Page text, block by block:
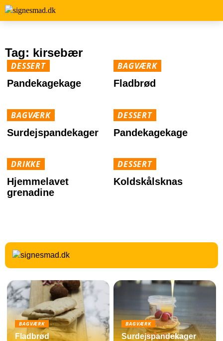
Tag: kirsebær
DESSERT
Pandekagekage
BAGVÆRK
Fladbrød
BAGVÆRK
Surdejspandekager
DESSERT
Pandekagekage
DRIKKE
Hjemmelavet
grenadine
DESSERT
Koldskålsknas
BAGVÆRK
Fladbrød
BAGVÆRK
Surdejspandekager